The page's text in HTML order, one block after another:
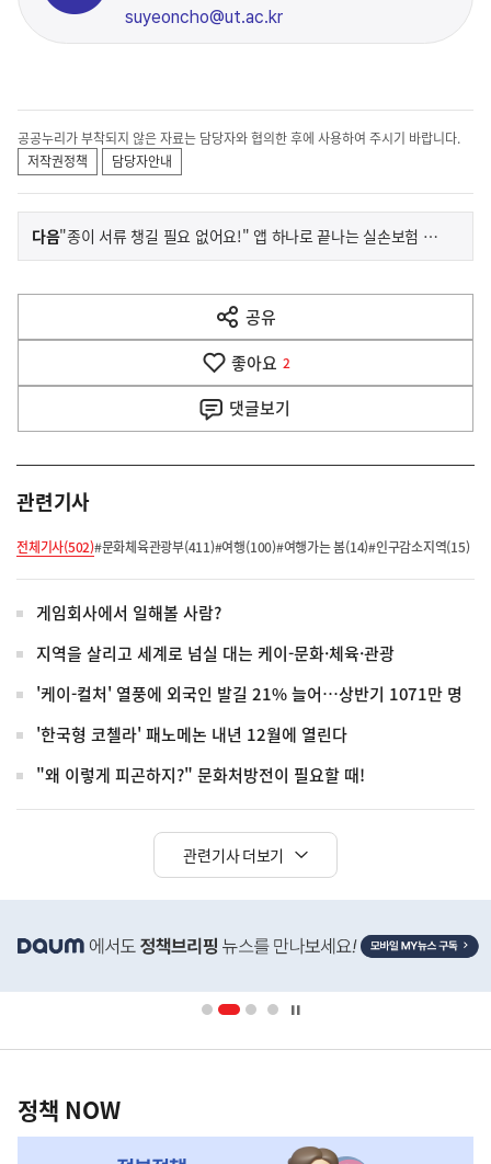
suyeoncho@ut.ac.kr
공공누리가 부착되지 않은 자료는 담당자와 협의한 후에 사용하여 주시기 바랍니다.
저작권정책
담당자안내
이
전
다
음
다음기
"종이 서류 챙길 필요 없어요!" 앱 하나로 끝나는 실손보험 청구 '실손24'
공유
열
기
좋아요 2
댓글보기
관련기사
전체기사(502)#문화체육관광부(411)#여행(100)#여행가는 봄(14)#인구감소지역(15)
게임회사에서 일해볼 사람?
지역을 살리고 세계로 넘실 대는 케이-문화·체육·관광
'케이-컬처' 열풍에 외국인 발길 21% 늘어…상반기 1071만 명
'한국형 코첼라' 패노메논 내년 12월에 열린다
"왜 이렇게 피곤하지?" 문화처방전이 필요할 때!
관련기사 더보기
단
배
영
(보도설명) 정부는 거주용 1주택을 두텁게 보호하기 위한 방안을 세제개편안에 담았습니다.
책
NOW,
정책 NOW